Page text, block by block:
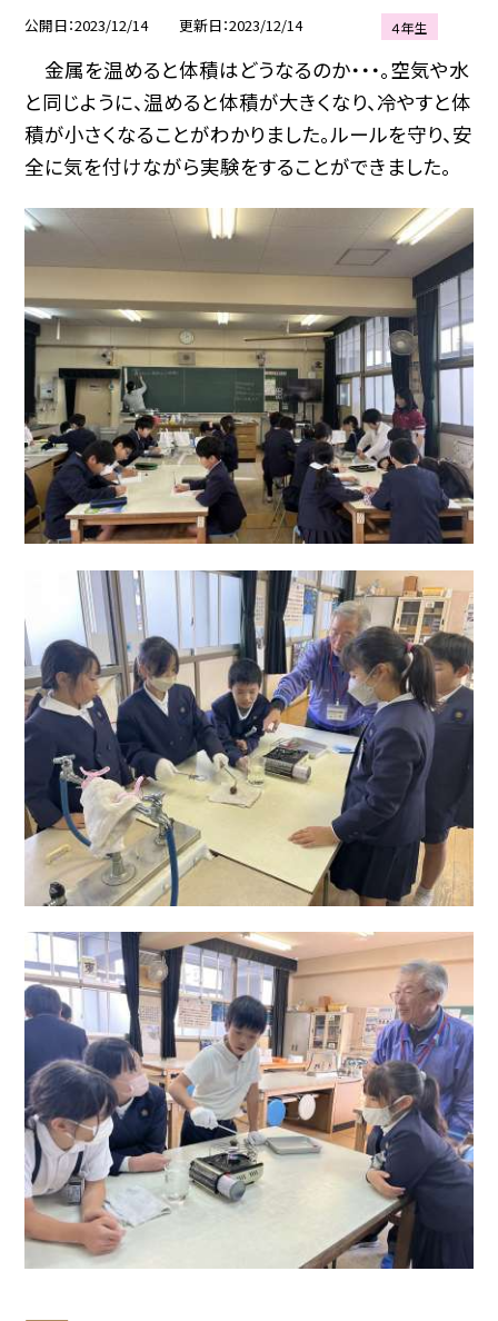
公開日 2023/12/14 更新日 2023/12/14 ４年生
金属を温めると体積はどうなるのか・・・。空気や水
と同じように、温めると体積が大きくなり、冷やすと体
積が小さくなることがわかりました。ルールを守り、安
全に気を付けながら実験をすることができました。